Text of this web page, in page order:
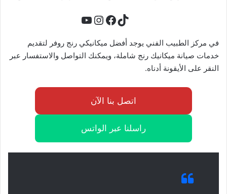
تيك توكفيسبوك
إنستجرام
يوتيوب
في مركز الطبيب الفني يوجد أفضل ميكانيكي رنج روفر لتقديم
خدمات صيانة ميكانيك رنج شاملة، ويمكنك التواصل والاستفسار عبر
النقر على الأيقونة أدناه.
اتصل بنا الآن
راسلنا عبر الواتس